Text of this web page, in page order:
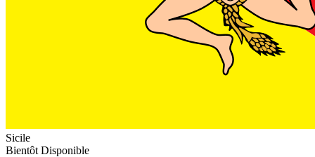
Sicile
Bientôt Disponible